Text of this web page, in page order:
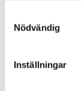
Nödvändig
Inställningar